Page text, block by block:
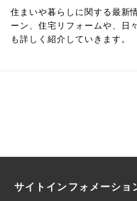
住まいや暮らしに関する最新
ーン、住宅リフォームや、日
も詳しく紹介していきます。
サイトインフォメーショ